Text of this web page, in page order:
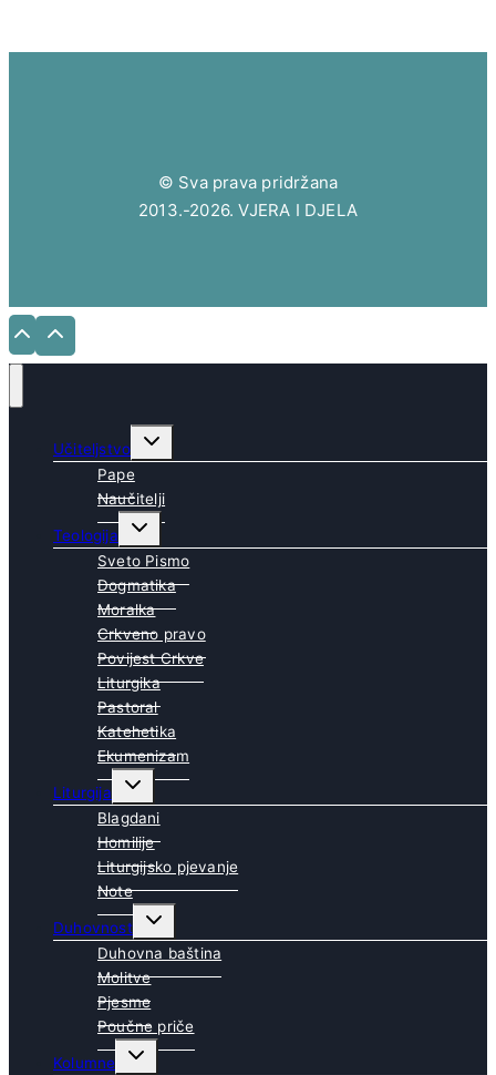
© Sva prava pridržana
2013.-2026. VJERA I DJELA
Učiteljstvo
Toggle
child
Pape
Naučitelji
Teologija
Toggle
child
menu
Sveto Pismo
Dogmatika
Moralka
Crkveno pravo
Povijest Crkve
Liturgika
Pastoral
Katehetika
Ekumenizam
Liturgija
Toggle
child
menu
Blagdani
Homilije
Liturgijsko pjevanje
Note
Duhovnost
Toggle
child
menu
Duhovna baština
Molitve
Pjesme
Poučne priče
Kolumne
Toggle
child